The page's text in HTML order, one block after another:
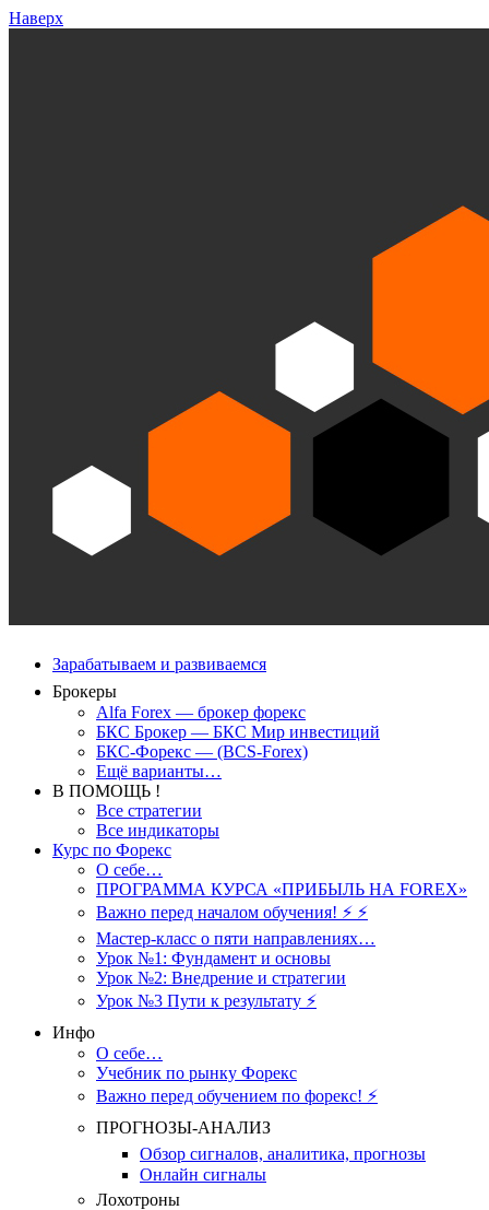
Наверх
Зарабатываем и развиваемся
Брокеры
Alfa Forex — брокер форекс
БКС Брокер — БКС Мир инвестиций
БКС-Форекс — (BCS-Forex)
Ещё варианты…
В ПОМОЩЬ !
Все стратегии
Все индикаторы
Курс по Форекс
О себе…
ПРОГРАММА КУРСА «ПРИБЫЛЬ НА FOREX»
Важно перед началом обучения! ⚡ ⚡
Мастер-класс о пяти направлениях…
Урок №1: Фундамент и основы
Урок №2: Внедрение и стратегии
Урок №3 Пути к результату ⚡️
Инфо
О себе…
Учебник по рынку Форекс
Важно перед обучением по форекс! ⚡
ПРОГНОЗЫ-АНАЛИЗ
Обзор сигналов, аналитика, прогнозы
Онлайн сигналы
Лохотроны